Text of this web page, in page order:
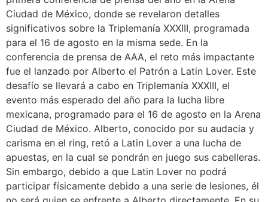
Ciudad de México, donde se revelaron detalles
significativos sobre la Triplemanía XXXIII, programada
para el 16 de agosto en la misma sede. En la
conferencia de prensa de AAA, el reto más impactante
fue el lanzado por Alberto el Patrón a Latin Lover. Este
desafío se llevará a cabo en Triplemanía XXXIII, el
evento más esperado del año para la lucha libre
mexicana, programado para el 16 de agosto en la Arena
Ciudad de México. Alberto, conocido por su audacia y
carisma en el ring, retó a Latin Lover a una lucha de
apuestas, en la cual se pondrán en juego sus cabelleras.
Sin embargo, debido a que Latin Lover no podrá
participar físicamente debido a una serie de lesiones, él